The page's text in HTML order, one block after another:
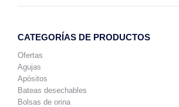
CATEGORÍAS DE PRODUCTOS
Ofertas
Agujas
Apósitos
Bateas desechables
Bolsas de orina